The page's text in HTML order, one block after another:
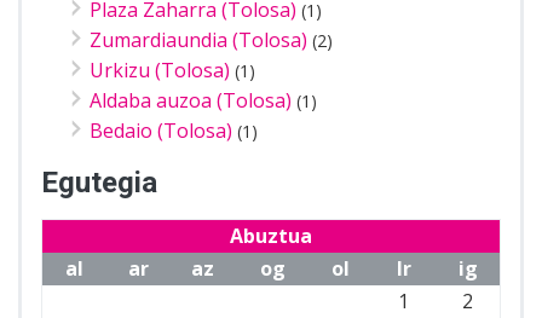
Plaza Zaharra (Tolosa) (1)
Zumardiaundia (Tolosa) (2)
Urkizu (Tolosa) (1)
Aldaba auzoa (Tolosa) (1)
Bedaio (Tolosa) (1)
Egutegia
Abuztua
al
ar az og ol lr
ig
1
2